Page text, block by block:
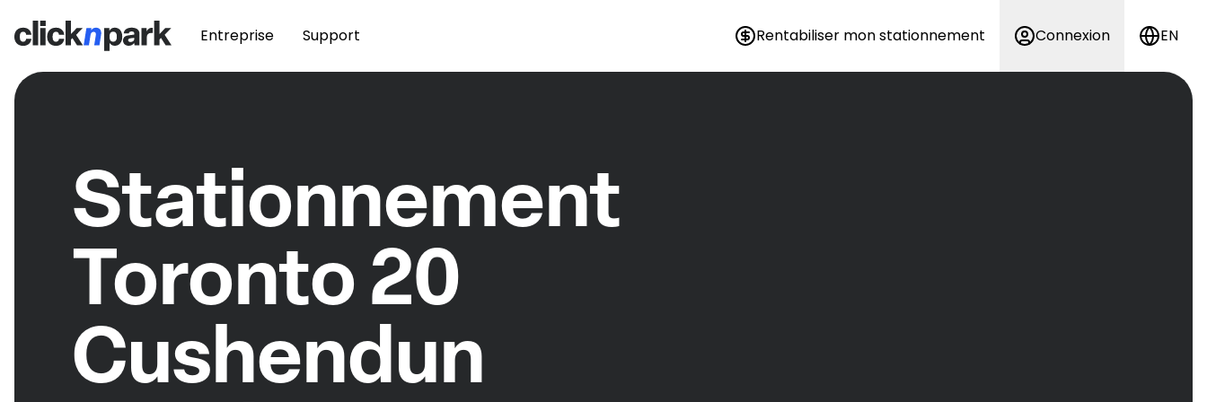
Entreprise Support Rentabiliser mon stationnement Connexion EN
Stationnement
Toronto 20
Cushendun